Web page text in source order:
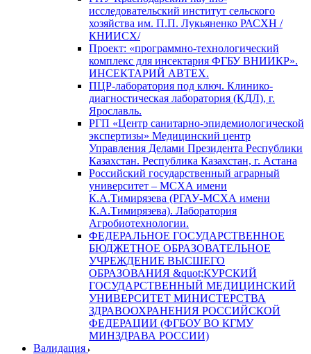
исследовательский институт сельского
хозяйства им. П.П. Лукьяненко РАСХН /
КНИИСХ/
Проект: «программно-технологический
комплекс для инсектария ФГБУ ВНИИКР».
ИНСЕКТАРИЙ АВТЕХ.
ПЦР-лаборатория под ключ. Клинико-
диагностическая лаборатория (КДЛ), г.
Ярославль.
РГП «Центр санитарно-эпидемиологической
экспертизы» Медицинский центр
Управления Делами Президента Республики
Казахстан. Республика Казахстан, г. Астана
Российский государственный аграрный
университет – МСХА имени
К.А.Тимирязева (РГАУ-МСХА имени
К.А.Тимирязева). Лаборатория
Агробиотехнологии.
ФЕДЕРАЛЬНОЕ ГОСУДАРСТВЕННОЕ
БЮДЖЕТНОЕ ОБРАЗОВАТЕЛЬНОЕ
УЧРЕЖДЕНИЕ ВЫСШЕГО
ОБРАЗОВАНИЯ &quot;КУРСКИЙ
ГОСУДАРСТВЕННЫЙ МЕДИЦИНСКИЙ
УНИВЕРСИТЕТ МИНИСТЕРСТВА
ЗДРАВООХРАНЕНИЯ РОССИЙСКОЙ
ФЕДЕРАЦИИ (ФГБОУ ВО КГМУ
МИНЗДРАВА РОССИИ)
Валидация